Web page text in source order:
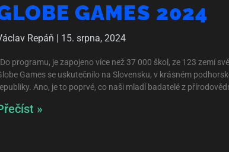
GAMES 2024
Repáň 15. srpna, 2024
programu, je zapojeno více než 37 000 škol, ze 123 zemí
Games se uskutečnilo na Slovensku, v krásném
Ano, je to poprvé, co naši mladí badatelé z
»